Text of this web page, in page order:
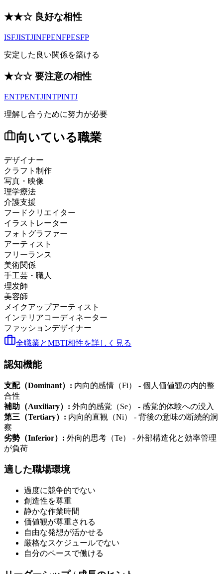
★★☆ 良好な相性
ISFJISTJINFPENFPESFP
安定した良い関係を築ける
★☆☆ 要注意の相性
ENTPENTJINTPINTJ
理解し合うために努力が必要
向いている職業
デザイナー
クラフト制作
写真・映像
理学療法
介護支援
フードクリエイター
イラストレーター
フォトグラファー
アーティスト
フリーランス
美術関係
手工芸・職人
理发師
美容師
メイクアップアーティスト
インテリアコーディネーター
ファッションデザイナー
全職業とMBTI相性を詳しく見る
認知機能
支配（Dominant）: 内向的感情（Fi） - 個人価値観の内的整
合性
補助（Auxiliary）: 外向的感覚（Se） - 感覚的体験への没入
第三（Tertiary）: 内向的直観（Ni） - 背後の意味の断続的洞
察
劣勢（Inferior）: 外向的思考（Te） - 外部構造化と効率管理
が負荷
適した職場環境
過度に競争的でない
創造性を尊重
静かな作業時間
価値観が尊重される
自由な発想が活かせる
厳格なスケジュールでない
自分のペースで働ける